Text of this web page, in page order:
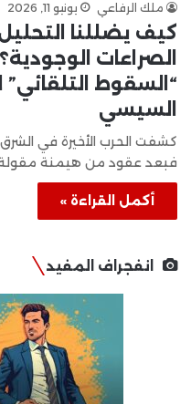
ملك الرفاعي يونيو 11, 2026
كيف يضللنا
الصراعات
“السقوط
السيسي
كشفت الحرب الأخيرة في
فبعد عقود من هيمنة مقولة
أكمل القراءة »
انفجراف المفيد